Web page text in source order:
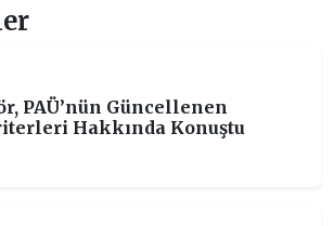
PAÜ’nün Güncellenen
Hakkında Konuştu